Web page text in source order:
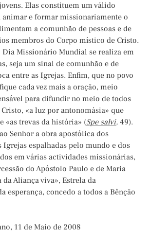
Elas constituem um válido
e formar missionariamente o
a comunhão de pessoas e de
membros do Corpo místico de Cristo.
Dia Missionário Mundial se realiza em
seja um sinal de comunhão e de
entre as Igrejas. Enfim, que no povo
cada vez mais a oração, meio
para difundir no meio de todos
«a luz por antonomásia» que
«as trevas da história» (Spesalvi, 49).
Senhor a obra apostólica dos
espalhadas pelo mundo e dos
em várias actividades missionárias,
do Apóstolo Paulo e de Maria
da Aliança viva», Estrela da
esperança, concedo a todos a Bênção
11 de Maio de 2008